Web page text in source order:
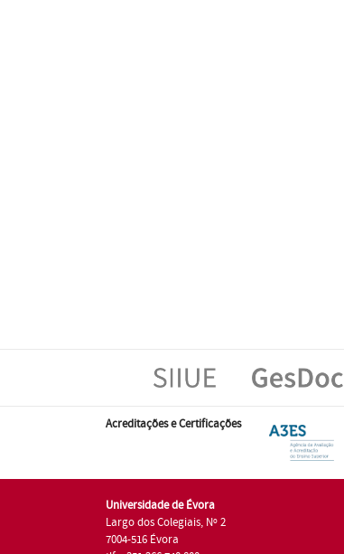
Acreditações e Certificações
Universidade de Évora
Largo dos Colegiais, Nº 2
7004-516 Évora